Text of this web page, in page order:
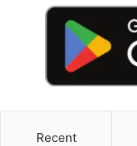
Recent